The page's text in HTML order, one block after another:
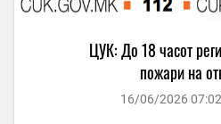
ЦУК: До 18 часот
пожари на
16/06/2026